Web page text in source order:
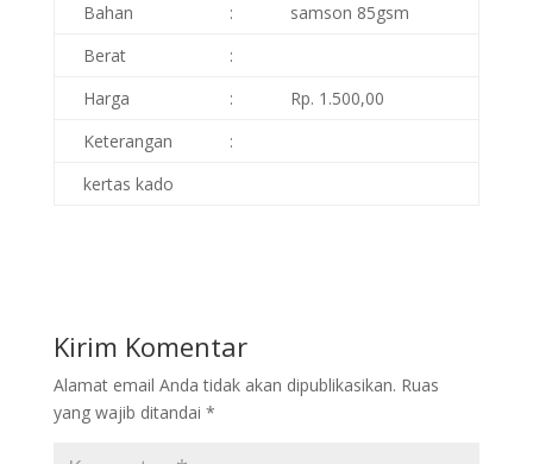
Bahan
:
samson 85gsm
Berat
:
Harga
:
Rp. 1.500,00
Keterangan
:
kertas kado
Kirim Komentar
Alamat email Anda tidak akan dipublikasikan. Ruas
yang wajib ditandai *